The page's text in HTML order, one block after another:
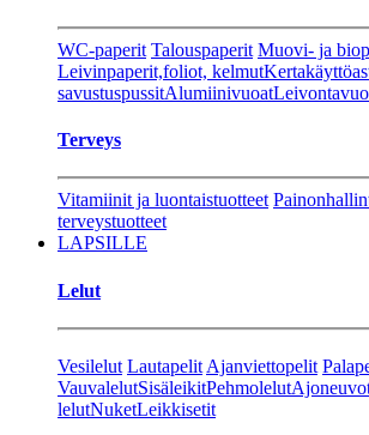
WC-paperit Talouspaperit Muovi- ja
Leivinpaperit,foliot, kelmut
savustuspussitAlumiinivuoat
Terveys
Vitamiinit ja luontaistuotteet
terveystuotteet
LAPSILLE
Lelut
Vesilelut Lautapelit Ajanviettopelit
VauvalelutSisäleikitPehmolelut
lelutNuketLeikkisetit